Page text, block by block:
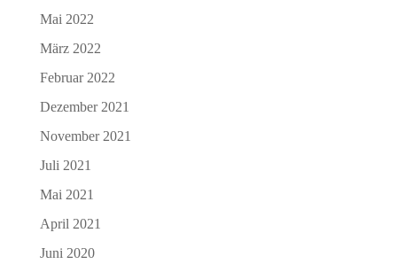
Mai 2022
März 2022
Februar 2022
Dezember 2021
November 2021
Juli 2021
Mai 2021
April 2021
Juni 2020